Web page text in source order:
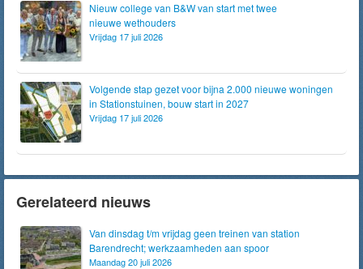
Nieuw college van B&W van start met twee
nieuwe wethouders
Vrijdag 17 juli 2026
Volgende stap gezet voor bijna 2.000 nieuwe woningen
in Stationstuinen, bouw start in 2027
Vrijdag 17 juli 2026
Gerelateerd nieuws
Van dinsdag t/m vrijdag geen treinen van station
Barendrecht; werkzaamheden aan spoor
Maandag 20 juli 2026